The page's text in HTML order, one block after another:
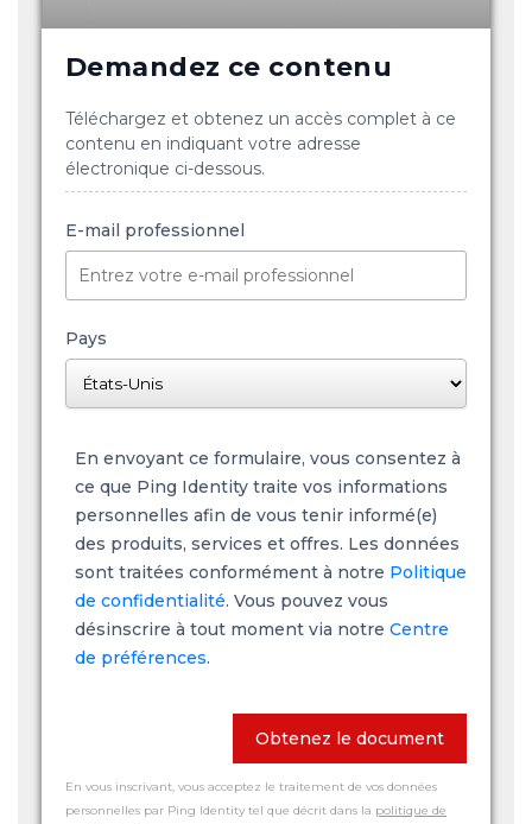
Demandez ce contenu
Téléchargez et obtenez un accès complet à ce
contenu en indiquant votre adresse
électronique ci-dessous.
E-mail professionnel
Pays
En envoyant ce formulaire, vous consentez à
ce que Ping Identity traite vos informations
personnelles afin de vous tenir informé(e)
des produits, services et offres. Les données
sont traitées conformément à notre Politique
de confidentialité. Vous pouvez vous
désinscrire à tout moment via notre Centre
de préférences.
Obtenez le document
En vous inscrivant, vous acceptez le traitement de vos données
personnelles par Ping Identity tel que décrit dans la politique de